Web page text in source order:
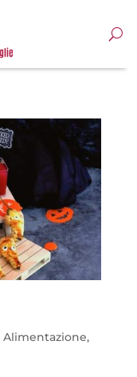
Alimentazione,